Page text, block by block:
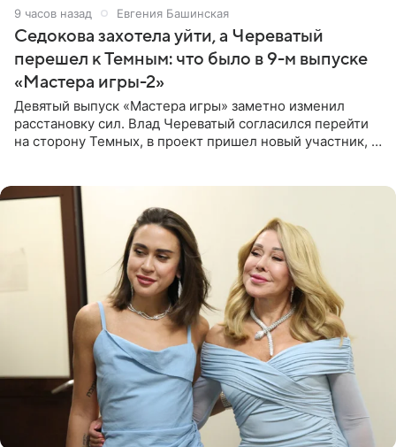
9 часов назад Евгения Башинская
Седокова захотела уйти, а Череватый
перешел к Темным: что было в 9-м выпуске
«Мастера игры-2»
Девятый выпуск «Мастера игры» заметно изменил
расстановку сил. Влад Череватый согласился перейти
на сторону Темных, в проект пришел новый участник, а